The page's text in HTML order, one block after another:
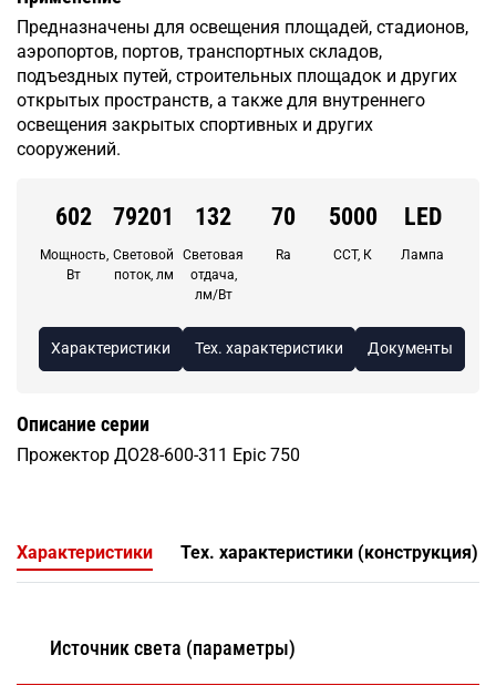
Предназначены для освещения площадей, стадионов,
аэропортов, портов, транспортных складов,
подъездных путей, строительных площадок и других
открытых пространств, а также для внутреннего
освещения закрытых спортивных и других
сооружений.
602
Мощность,
Вт
79201
Световой
поток, лм
132
Световая
отдача,
лм/Вт
70
Ra
5000
CCT, К
LED
Лампа
Характеристики Тех. характеристики Документы
Описание серии
Прожектор ДО28-600-311 Epic 750
Характеристики Тех. характеристики (конструкция)
Источник света (параметры)